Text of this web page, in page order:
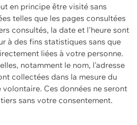
en principe être visité sans
telles que les pages consultées
consultés, la date et l'heure sont
à des fins statistiques sans que
liées à votre personne.
notamment le nom, l'adresse
collectées dans la mesure du
volontaire. Ces données ne seront
sans votre consentement.